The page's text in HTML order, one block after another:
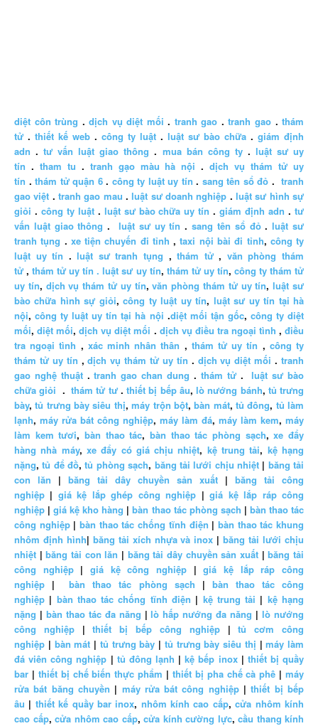
diệt côn trùng .dịch vụ diệt mối . tranh gao .tranh gao .thám
tử . thiết kế web . công ty luật . luật sư bào chữa . giám định
adn .tư vấn luật giao thông . mua bán công ty. luật sư uy
tín . tham tu . tranh gạo màu hà nội .dịch vụ thám tử uy
tín .thám tử quận 6. công ty luật uy tín . sang tên sổ đỏ .tranh
gao việt .tranh gao mau .luật sư doanh nghiệp .luật sư hình sự
giỏi . công ty luật. luật sư bào chữa uy tín .giám định adn .tư
vấn luật giao thông . luật sư uy tín .sang tên sổ đỏ.luật sư
tranh tụng . xe tiện chuyến đi tỉnh ,taxi nội bài đi tỉnh, công ty
luật uy tín .luật sư tranh tụng ,thám tử, văn phòng thám
tử ,thám tử uy tín . luật sư uy tín, thám tử uy tín, công ty thám tử
uy tín, dịch vụ thám tử uy tín,văn phòng thám tử uy tín,luật sư
bào chữa hình sự giỏi,công ty luật uy tín, luật sư uy tín tại hà
nội,công ty luật uy tín tại hà nội .diệt mối tận gốc, công ty diệt
mối,diệt mối,dịch vụ diệt mối . dịch vụ điều tra ngoại tình ,điều
tra ngoại tình , xác minh nhân thân , thám tử uy tín , công ty
thám tử uy tín ,dịch vụ thám tử uy tín . dịch vụ diệt mối .tranh
gao nghệ thuật.tranh gao chan dung . thám tử.luật sư bào
chữa giỏi .thám tử tư.thiết bị bếp âu,lò nướng bánh, tủ trưng
bày,tủ trưng bày siêu thị,máy trộn bột,bàn mát, tủ đông, tủ làm
lạnh, máy rửa bát công nghiệp, máy làm đá, máy làm kem, máy
làm kem tươi,bàn thao tác,bàn thao tác phòng sạch,xe đẩy
hàng nhà máy, xe đẩy có giá chịu nhiệt, kệ trung tải, kệ hạng
nặng,tủ để đồ,tủ phòng sạch, băng tải lưới chịu nhiệt| băng tải
con lăn | băng tải dây chuyền sản xuất | băng tải công
nghiệp | giá kệ lắp ghép công nghiệp |giá kệ lắp ráp công
nghiệp |giá kệ kho hàng |bàn thao tác phòng sạch | bàn thao tác
công nghiệp|bàn thao tác chống tĩnh điện | bàn thao tác khung
nhôm định hình| băng tải xích nhựa và inox |băng tải lưới chịu
nhiệt |băng tải con lăn | băng tải dây chuyền sản xuất |băng tải
công nghiệp|giá kệ công nghiệp |giá kệ lắp ráp công
nghiệp |bàn thao tác phòng sạch | bàn thao tác công
nghiệp | bàn thao tác chống tĩnh điện | kệ trung tải | kệ hạng
nặng | bàn thao tác đa năng |lò hấp nướng đa năng |lò nướng
công nghiệp|thiết bị bếp công nghiệp|tủ cơm công
nghiệp | bàn mát | tủ trưng bày | tủ trưng bày siêu thị |máy làm
đá viên công nghiệp | tủ đông lạnh |kệ bếp inox| thiết bị quầy
bar | thiết bị chế biến thực phẩm | thiết bị pha chế cà phê | máy
rửa bát băng chuyền | máy rửa bát công nghiệp|thiết bị bếp
âu | thiết kế quầy bar inox, nhôm kính cao cấp,cửa nhôm kính
cao cấp, cửa nhôm cao cấp, cửa kính cường lực, cầu thang kính